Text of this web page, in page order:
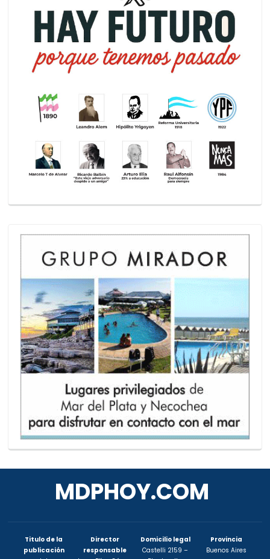
MDPHOY.COM
Titulo de la
publicación
Director
responsable
Domicilio legal
Castelli 2159 –
Provincia
Buenos Aires